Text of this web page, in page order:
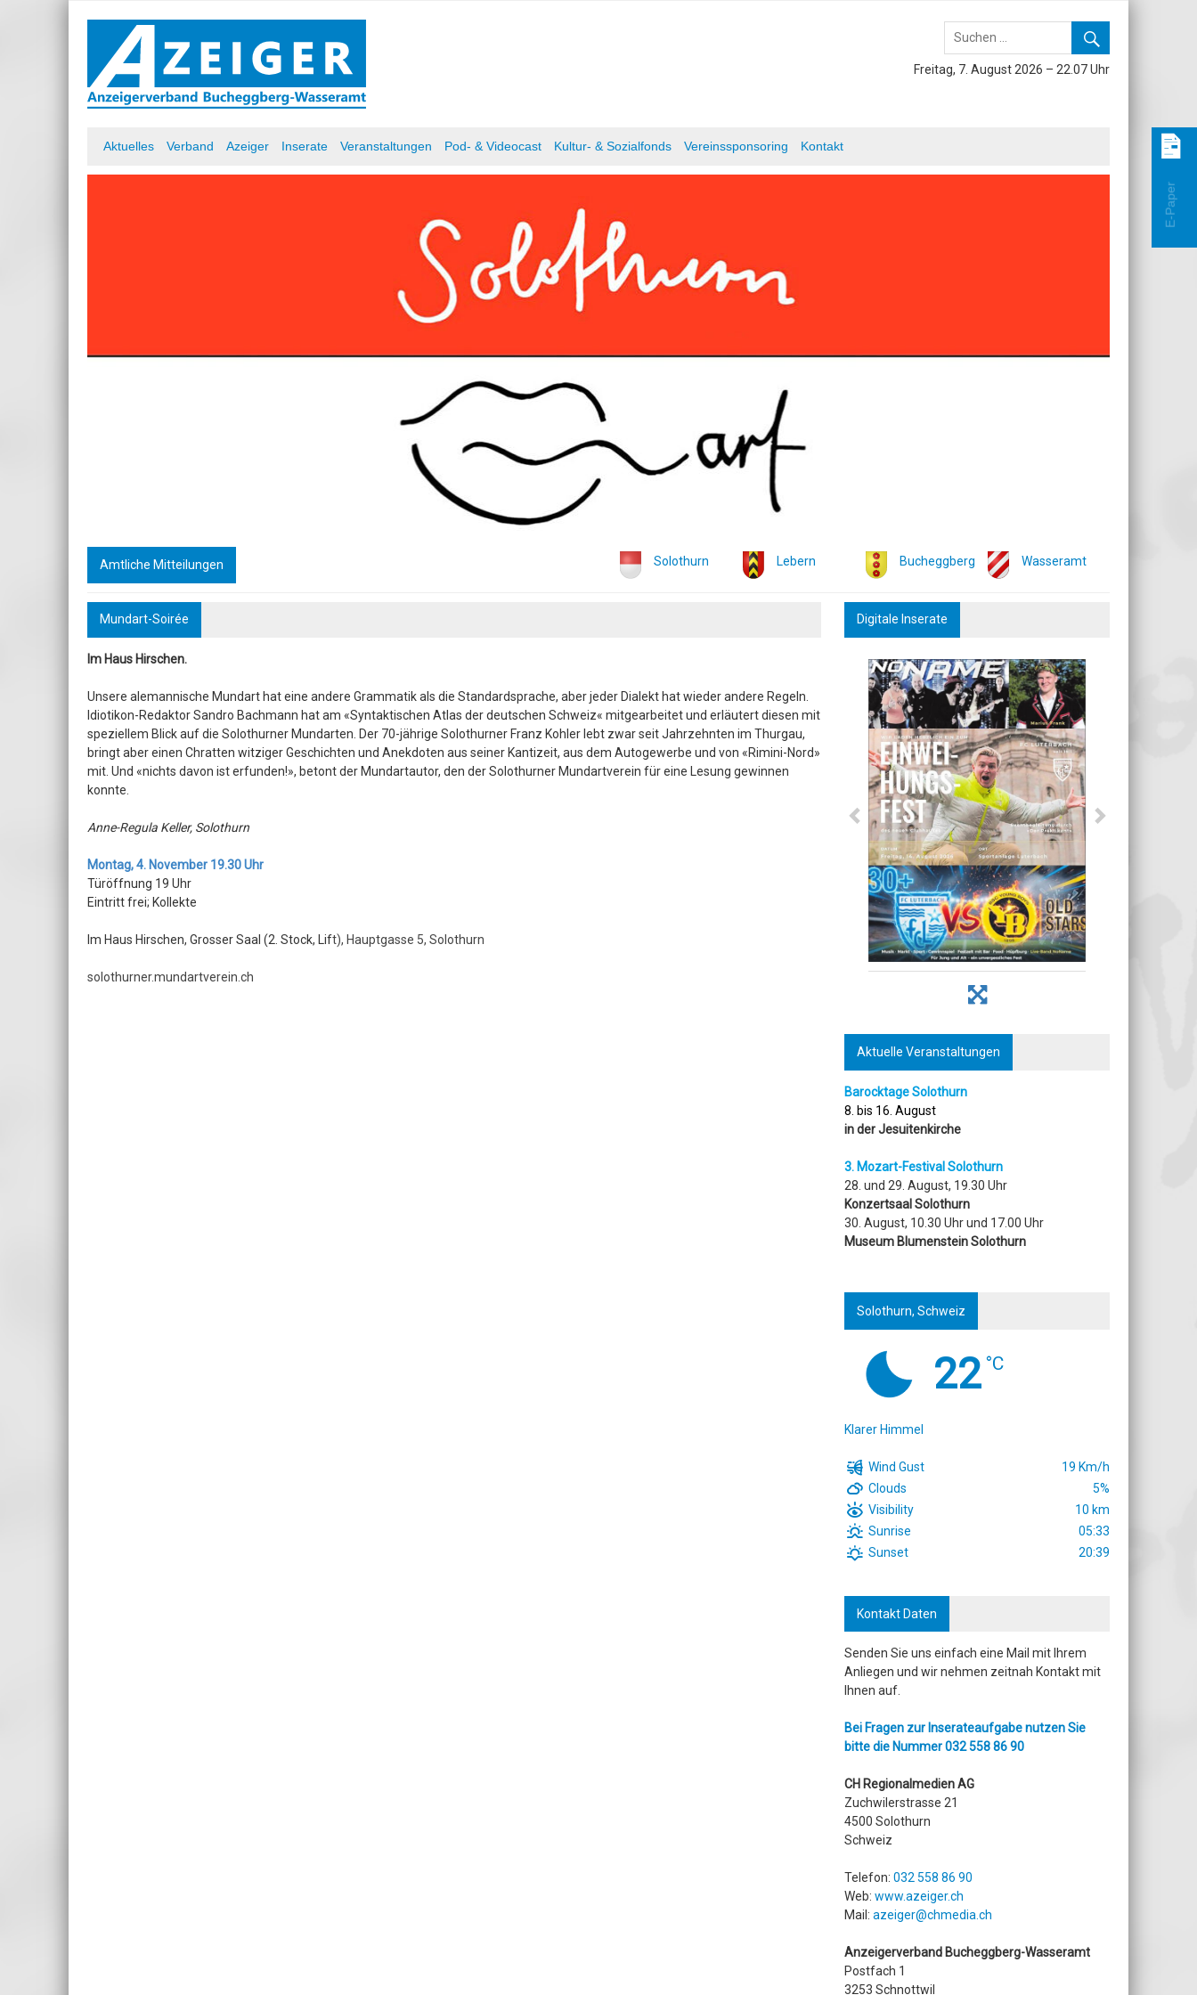
Freitag, 7. August 2026 – 22.07 Uhr
Aktuelles Verband Azeiger Inserate Veranstaltungen Pod- & Videocast Kultur- & Sozialfonds Vereinssponsoring Kontakt
Amtliche Mitteilungen Solothurn Lebern Bucheggberg Wasseramt
Mundart-Soirée
Im Haus Hirschen.
Unsere alemannische Mundart hat eine andere Grammatik als die Standardsprache, aber jeder Dialekt hat wieder andere Regeln.
Idiotikon-Redaktor Sandro Bachmann hat am «Syntaktischen Atlas der deutschen Schweiz« mitgearbeitet und erläutert diesen mit
speziellem Blick auf die Solothurner Mundarten. Der 70-jährige Solothurner Franz Kohler lebt zwar seit Jahrzehnten im Thurgau,
bringt aber einen Chratten witziger Geschichten und Anekdoten aus seiner Kantizeit, aus dem Autogewerbe und von «Rimini-Nord»
mit. Und «nichts davon ist erfunden!», betont der Mundartautor, den der Solothurner Mundartverein für eine Lesung gewinnen
konnte.
Anne-Regula Keller, Solothurn
Montag, 4. November 19.30 Uhr
Türöffnung 19 Uhr
Eintritt frei; Kollekte
Im Haus Hirschen, Grosser Saal (2. Stock, Lift), Hauptgasse 5, Solothurn
solothurner.mundartverein.ch
Digitale Inserate
Aktuelle Veranstaltungen
Barocktage Solothurn
8. bis 16. August
in der Jesuitenkirche
3. Mozart-Festival Solothurn
28. und 29. August, 19.30 Uhr
Konzertsaal Solothurn
30. August, 10.30 Uhr und 17.00 Uhr
Museum Blumenstein Solothurn
Solothurn, Schweiz
22 °C
Klarer Himmel
Wind Gust
19 Km/h
Clouds
5%
Visibility
10 km
Sunrise
05:33
Sunset
20:39
Kontakt Daten
Senden Sie uns einfach eine Mail mit Ihrem
Anliegen und wir nehmen zeitnah Kontakt mit
Ihnen auf.
Bei Fragen zur Inserateaufgabe nutzen Sie
bitte die Nummer 032 558 86 90
CH Regionalmedien AG
Zuchwilerstrasse 21
4500 Solothurn
Schweiz
Telefon: 032 558 86 90
Web: www.azeiger.ch
Mail: azeiger@chmedia.ch
Anzeigerverband Bucheggberg-Wasseramt
Postfach 1
3253 Schnottwil
E-Paper